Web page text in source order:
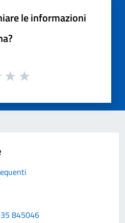
le informazioni
845046